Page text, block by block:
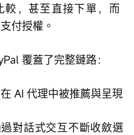
較，甚至直接下單，而
付授權。
覆蓋了完整鏈路：
AI 代理中被推薦與呈現
對話式交互不斷收斂選